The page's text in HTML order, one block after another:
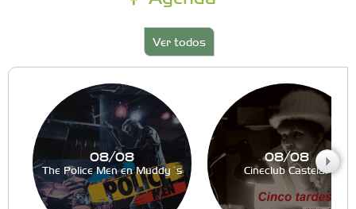
Ver todos
08/08
The Police Men en Muddy´s
08/08
Cineclub Castelar